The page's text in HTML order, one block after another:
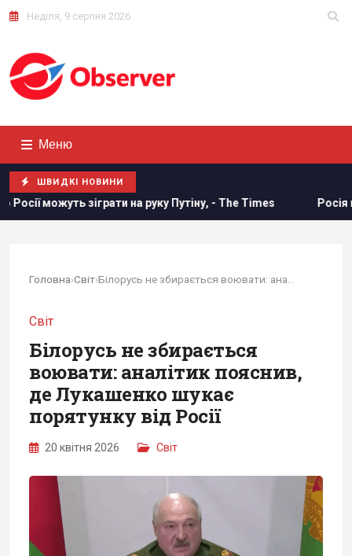
Неділя, 9 серпня 2026
Меню
ШВИДКІ НОВИНИ
зіграти на руку Путіну, - The Times Росія може
Головна›Світ›
Світ
Білорусь не збирається
воювати: аналітик пояснив,
де Лукашенко шукає
порятунку від Росії
20 квітня 2026 Світ